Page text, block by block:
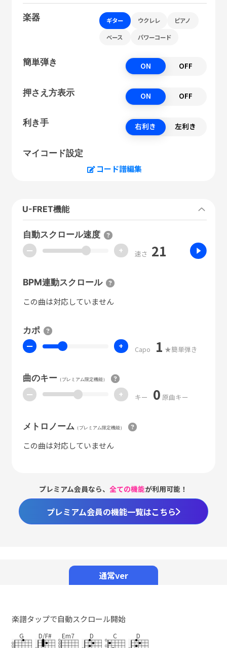
楽器 ギター ウクレレ ピアノ
ベース パワーコード
簡単弾き ON OFF
押さえ方表示 ON OFF
利き手 右利き 左利き
マイコード設定
コード譜編集
U-FRET機能
自動スクロール速度
ー + 速さ 21
BPM連動スクロール
この曲は対応していません
カポ
ー + Capo 1 ★簡単弾き
曲のキー（プレミアム限定機能）
ー + キー 0 原曲キー
メトロノーム （プレミアム限定機能）
この曲は対応していません
プレミアム会員なら、全ての機能が利用可能！
プレミアム会員の機能一覧はこちら
通常ver
楽譜タップで自動スクロール開始
G D/F# Em7 D C D